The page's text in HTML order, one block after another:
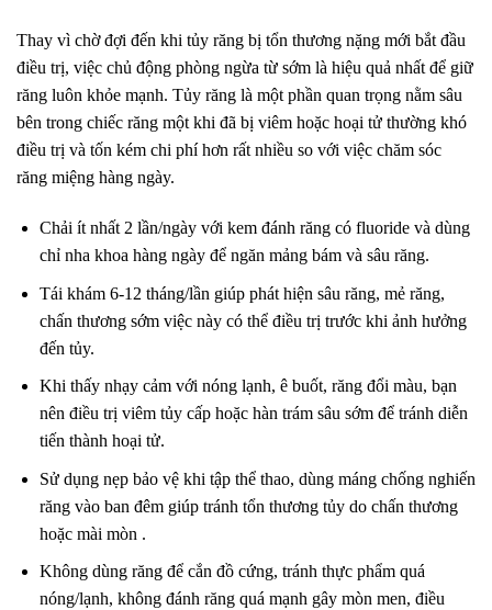
Thay vì chờ đợi đến khi tủy răng bị tổn thương nặng mới bắt đầu
điều trị, việc chủ động phòng ngừa từ sớm là hiệu quả nhất để giữ
răng luôn khỏe mạnh. Tủy răng là một phần quan trọng nằm sâu
bên trong chiếc răng một khi đã bị viêm hoặc hoại tử thường khó
điều trị và tốn kém chi phí hơn rất nhiều so với việc chăm sóc
răng miệng hàng ngày.
Chải ít nhất 2 lần/ngày với kem đánh răng có fluoride và dùng
chỉ nha khoa hàng ngày để ngăn mảng bám và sâu răng.
Tái khám 6‑12 tháng/lần giúp phát hiện sâu răng, mẻ răng,
chấn thương sớm việc này có thể điều trị trước khi ảnh hưởng
đến tủy.
Khi thấy nhạy cảm với nóng lạnh, ê buốt, răng đổi màu, bạn
nên điều trị viêm tủy cấp hoặc hàn trám sâu sớm để tránh diễn
tiến thành hoại tử.
Sử dụng nẹp bảo vệ khi tập thể thao, dùng máng chống nghiến
răng vào ban đêm giúp tránh tổn thương tủy do chấn thương
hoặc mài mòn .
Không dùng răng để cắn đồ cứng, tránh thực phẩm quá
nóng/lạnh, không đánh răng quá mạnh gây mòn men, điều